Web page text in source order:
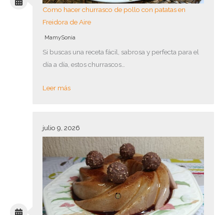
Como hacer churrasco de pollo con patatas en
Freidora de Aire
MamySonia
Si buscas una receta fácil, sabrosa y perfecta para el
día a día, estos churrascos…
Leer más
julio 9, 2026